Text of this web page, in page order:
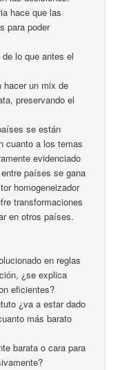
hace que las
para poder
lo que antes el
hacer un mix de
preservando el
se están
cuanto a los temas
evidenciado
países se gana
homogeneizador
transformaciones
en otros países.
en reglas
¿se explica
eficientes?
¿va a estar dado
más barato
barata o cara para